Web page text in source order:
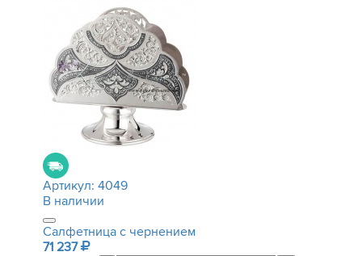
Артикул: 4049
В наличии
Салфетница с чернением
71 237